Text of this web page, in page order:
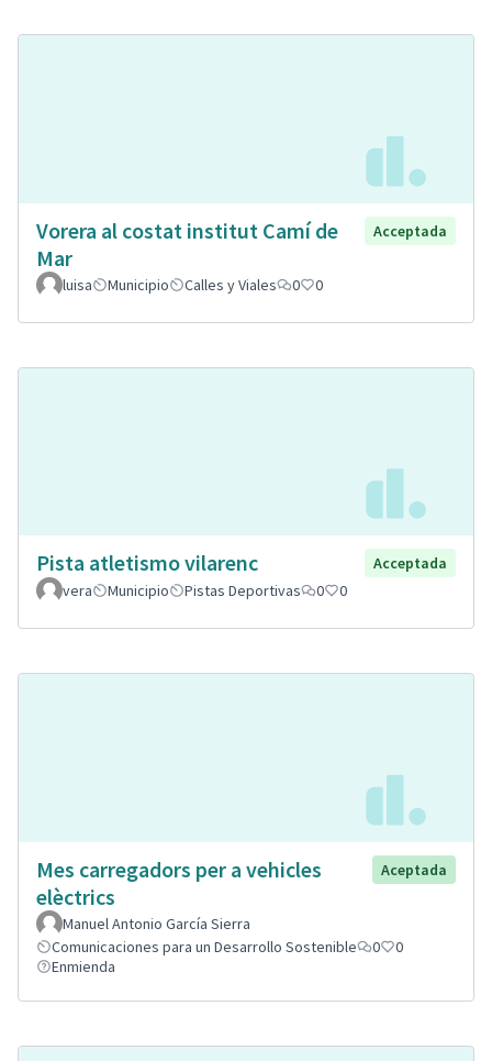
Vorera al costat institut Camí de
Mar
Acceptada
luisa Municipio Calles y Viales 0 0
Pista atletismo vilarenc
Acceptada
vera
Municipio Pistas Deportivas 0 0
Mes carregadors per a vehicles
elèctrics
Aceptada
Manuel Antonio García Sierra
Comunicaciones para un Desarrollo Sostenible
0
0
Enmienda